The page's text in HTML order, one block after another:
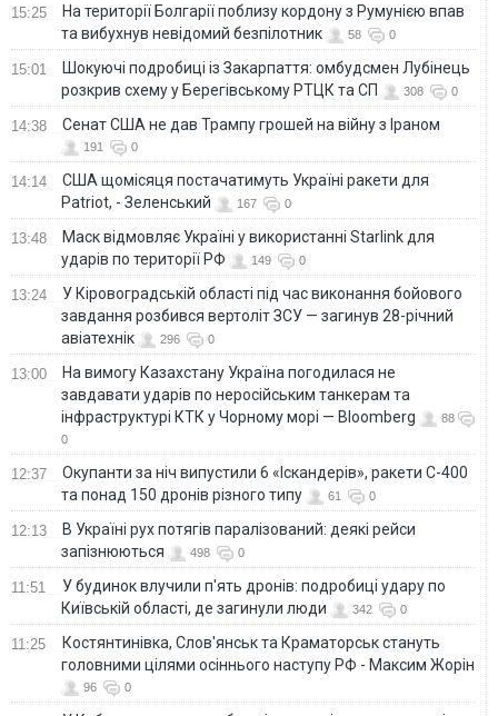
15:25
На території Болгарії поблизу кордону з Румунією впав
та вибухнув невідомий безпілотник
58 0
15:01
Шокуючі подробиці із Закарпаття: омбудсмен Лубінець
розкрив схему у Берегівському РТЦК та СП
308 0
14:38 Сенат США не дав Трампу грошей на війну з Іраном
191 0
14:14
США щомісяця постачатимуть Україні ракети для
Patriot, - Зеленський
167 0
13:48
Маск відмовляє Україні у використанні Starlink для
ударів по території РФ
149 0
13:24
У Кіровоградській області під час виконання бойового
завдання розбився вертоліт ЗСУ — загинув 28-річний
авіатехнік
296 0
13:00
На вимогу Казахстану Україна погодилася не
завдавати ударів по неросійським танкерам та
інфраструктурі КТК у Чорному морі — Bloomberg
88
0
12:37
Окупанти за ніч випустили 6 «Іскандерів», ракети С-400
та понад 150 дронів різного типу
61 0
12:13
В Україні рух потягів паралізований: деякі рейси
запізнюються
498 0
11:51
У будинок влучили п'ять дронів: подробиці удару по
Київській області, де загинули люди
342 0
11:25
Костянтинівка, Слов'янськ та Краматорськ стануть
головними цілями осіннього наступу РФ - Максим Жорін
96 0